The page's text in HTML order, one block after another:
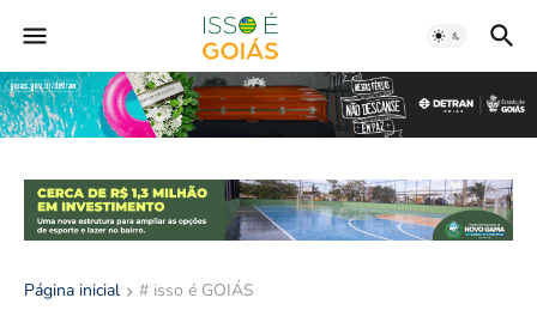
Página inicial # isso é GOIÁS